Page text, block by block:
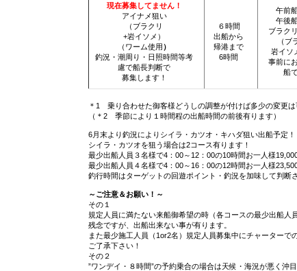
現在募集してません！
アイナメ狙い
（ブラクリ
+岩イソメ）
（ワーム使用）
釣況・潮周り・日照時間等考
慮で船長判断で
募集します！
６時間
出船から
帰港まで
6時間
午前
午後
ブラク
（ブ
岩イソ
事前に
船
＊1 乗り合わせた御客様どうしの調整が付けば多少の変更は
（＊2 季節により１時間程の出船時間の前後有ります）
6月末より釣況によりシイラ・カツオ・キハダ狙い出船予定！
シイラ・カツオを狙う場合は2コース有ります！
最少出船人員３名様で4：00～12：00の10時間お一人様
最少出船人員４名様で4：00～16：00の12時間お一人様
釣行時間はターゲットの回遊ポイント・釣況を加味して判断
～ご注意＆お願い！～
その１
規定人員に満たない来船御希望の時（各コースの最少出船人
残念ですが、出船出来ない事が有ります。
また最少施工人員（1or2名）規定人員募集中にチャーター
ご了承下さい！
その２
”ワンデイ・８時間”の予約乗合の場合は天候・海況が悪く沖